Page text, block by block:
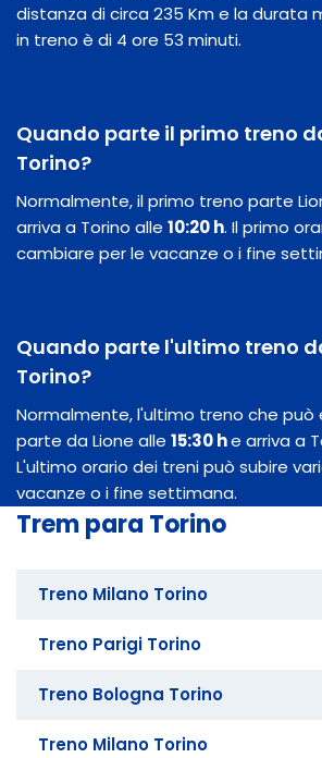
distanza di circa 235 Km e la durata
in treno è di 4 ore 53 minuti.
Quando parte il primo treno
Torino?
Normalmente, il primo treno parte
arriva a Torino alle 10:20 h. Il primo
cambiare per le vacanze o i fine
Quando parte l'ultimo treno
Torino?
Normalmente, l'ultimo treno che può
parte da Lione alle 15:30 he arriva a
L'ultimo orario dei treni può subire
vacanze o i fine settimana.
Trem para Torino
Treno Milano Torino
Treno Parigi Torino
Treno Bologna Torino
Treno Milano Torino